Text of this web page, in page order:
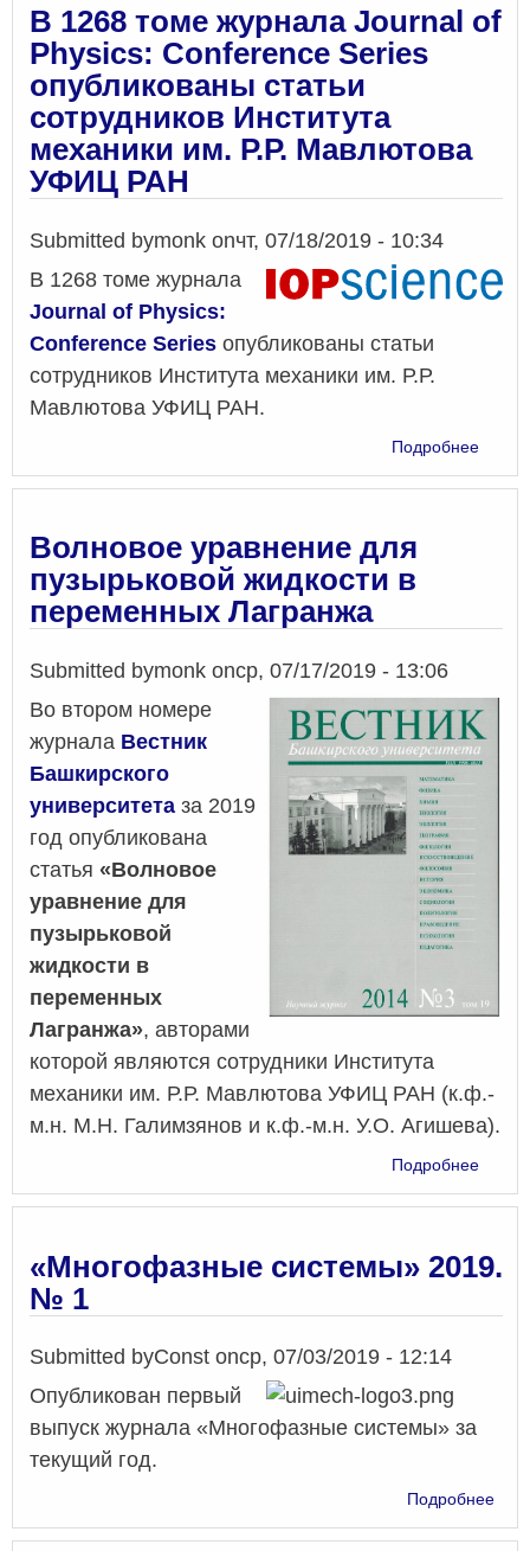
№
2
В 1268 томе журнала Journal of
Physics: Conference Series
опубликованы статьи
сотрудников Института
механики им. Р.Р. Мавлютова
УФИЦ РАН
Submitted bymonk onчт, 07/18/2019 - 10:34
В 1268 томе журнала
Journal of Physics:
Conference Series опубликованы статьи
сотрудников Института механики им. Р.Р.
Мавлютова УФИЦ РАН.
Подробнее
1268
статьи
Волновое уравнение для
пузырьковой жидкости в
переменных Лагранжа
Submitted bymonk onср, 07/17/2019 - 13:06
Во втором номере
журнала Вестник
Башкирского
университета за 2019
год опубликована
статья «Волновое
уравнение для
пузырьковой
жидкости в
переменных
Лагранжа», авторами
которой являются сотрудники Института
механики им. Р.Р. Мавлютова УФИЦ РАН (к.ф.-
м.н. М.Н. Галимзянов и к.ф.-м.н. У.О. Агишева).
Подробнее
«Многофазные системы» 2019.
№ 1
Submitted byConst onср, 07/03/2019 - 12:14
Опубликован первый
выпуск журнала «Многофазные системы» за
текущий год.
Подробнее